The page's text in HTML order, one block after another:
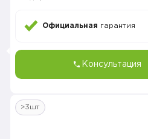
Официальная гарантия
Консультация
>3шт